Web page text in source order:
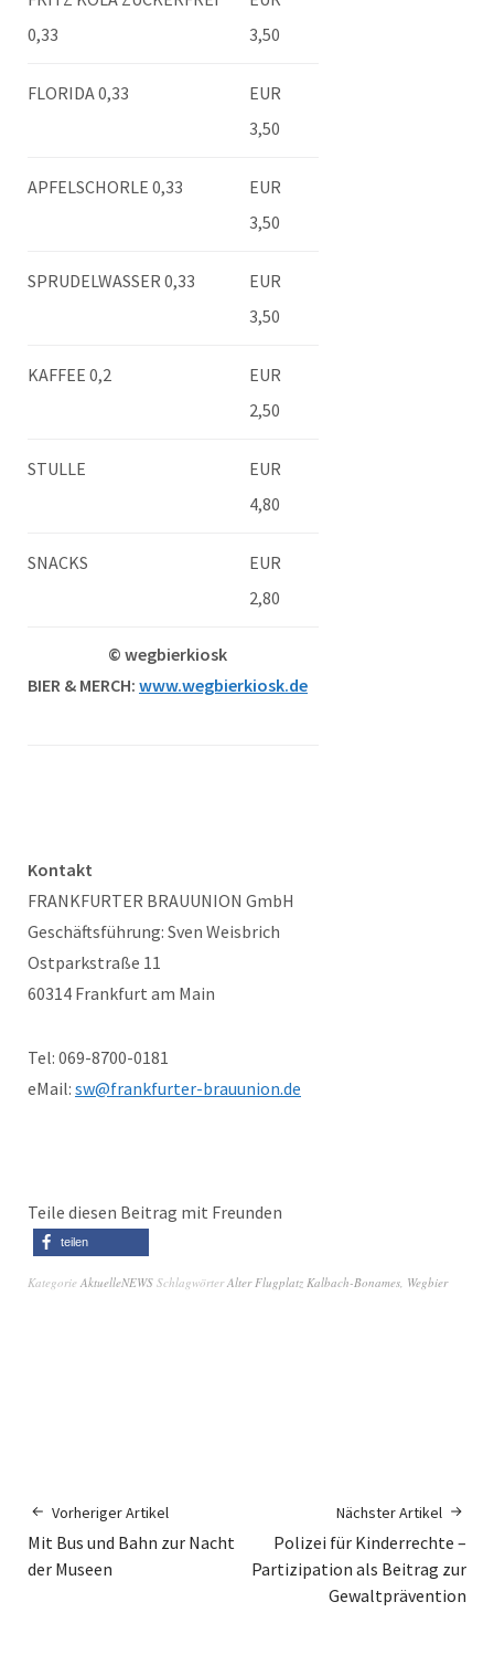
0,33
3,50
FLORIDA 0,33
EUR
3,50
APFELSCHORLE 0,33
EUR
3,50
SPRUDELWASSER 0,33
EUR
3,50
KAFFEE 0,2
EUR
2,50
STULLE
EUR
4,80
SNACKS
EUR
2,80
© wegbierkiosk
BIER & MERCH: www.wegbierkiosk.de
Kontakt
FRANKFURTER BRAUUNION GmbH
Geschäftsführung: Sven Weisbrich
Ostparkstraße 11
60314 Frankfurt am Main
Tel: 069-8700-0181
eMail: sw@frankfurter-brauunion.de
Teile diesen Beitrag mit Freunden
teilen
Kategorie AktuelleNEWS SchlagwörterAlter Flugplatz Kalbach-Bonames Wegbier
Vorheriger Artikel
Mit Bus und Bahn zur Nacht
der Museen
Nächster Artikel
Polizei für Kinderrechte –
Partizipation als Beitrag zur
Gewaltprävention